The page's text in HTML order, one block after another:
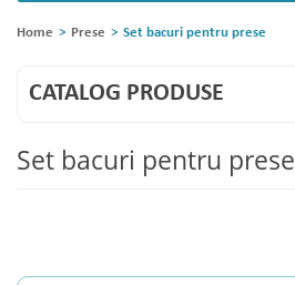
Home > Prese > Set bacuri pentru prese
CATALOG PRODUSE
Set bacuri pentru prese